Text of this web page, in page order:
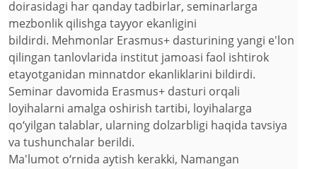
doirasidagi har qanday tadbirlar, seminarlarga
mezbonlik qilishga tayyor ekanligini
bildirdi. Mehmonlar Erasmus+ dasturining yangi e'lon
qilingan tanlovlarida institut jamoasi faol ishtirok
etayotganidan minnatdor ekanliklarini bildirdi.
Seminar davomida Erasmus+ dasturi orqali
loyihalarni amalga oshirish tartibi, loyihalarga
qo‘yilgan talablar, ularning dolzarbligi haqida tavsiya
va tushunchalar berildi.
Ma'lumot o‘rnida aytish kerakki, Namangan